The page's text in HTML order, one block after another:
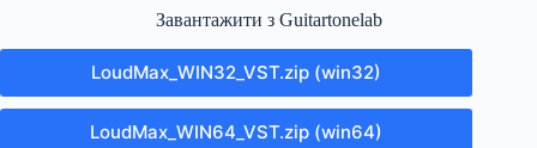
Завантажити з Guitartonelab
LoudMax_WIN32_VST.zip (win32)
LoudMax_WIN64_VST.zip (win64)